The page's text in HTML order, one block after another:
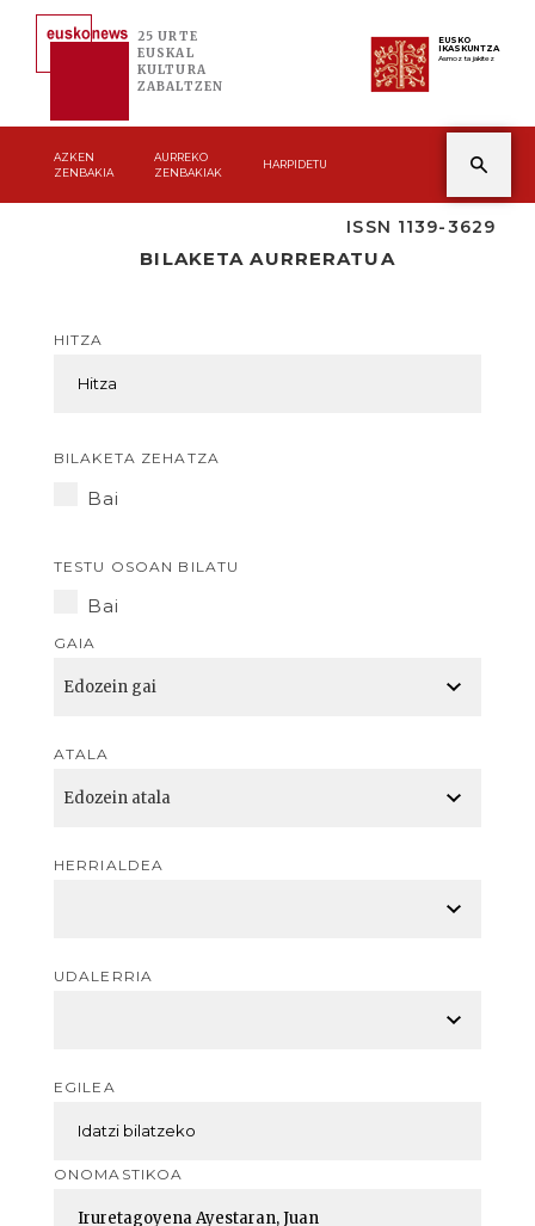
25 URTE
EUSKAL
KULTURA
ZABALTZEN
EUSKO
IKASKUNTZA
Asmoz ta jakitez
AZKEN
ZENBAKIA
AURREKO
ZENBAKIAK
HARPIDETU
ISSN 1139-3629
BILAKETA AURRERATUA
HITZA
BILAKETA ZEHATZA
Bai
TESTU OSOAN BILATU
Bai
GAIA
ATALA
HERRIALDEA
UDALERRIA
EGILEA
ONOMASTIKOA